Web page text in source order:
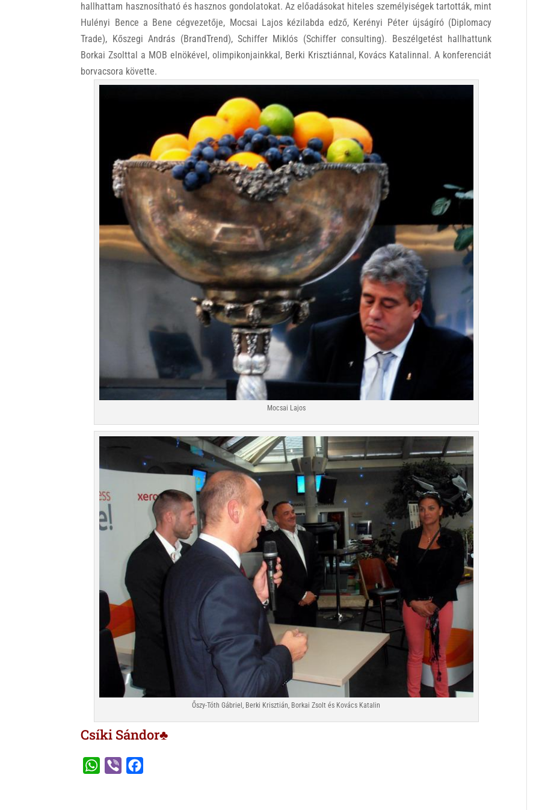
hallhattam hasznosítható és hasznos gondolatokat. Az előadásokat hiteles személyiségek tartották, mint
Hulényi Bence a Bene cégvezetője, Mocsai Lajos kézilabda edző, Kerényi Péter újságíró (Diplomacy
Trade), Kőszegi András (BrandTrend), Schiffer Miklós (Schiffer consulting). Beszélgetést hallhattunk
Borkai Zsolttal a MOB elnökével, olimpikonjainkkal, Berki Krisztiánnal, Kovács Katalinnal. A konferenciát
borvacsora követte.
Mocsai Lajos
Őszy-Tóth Gábriel, Berki Krisztián, Borkai Zsolt és Kovács Katalin
Csíki Sándor♣
W